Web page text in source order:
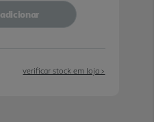
e fácil
adicionar
verificar stock em loja >